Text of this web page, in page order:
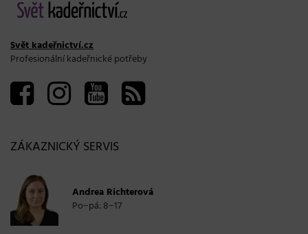
Svět kadeřnictví.cz
Profesionální kadeřnické potřeby
ZÁKAZNICKÝ SERVIS
Andrea Richterová
Po−pá: 8−17